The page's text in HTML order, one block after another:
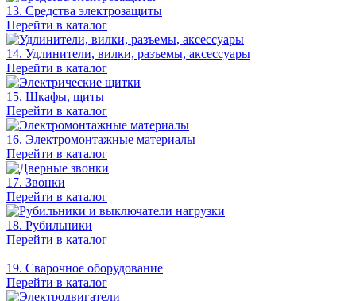
13. Средства электрозащиты
Перейти в каталог
14. Удлинители, вилки, разъемы, аксессуары
Перейти в каталог
15. Шкафы, щиты
Перейти в каталог
16. Электромонтажные материалы
Перейти в каталог
17. Звонки
Перейти в каталог
18. Рубильники
Перейти в каталог
19. Сварочное оборудование
Перейти в каталог